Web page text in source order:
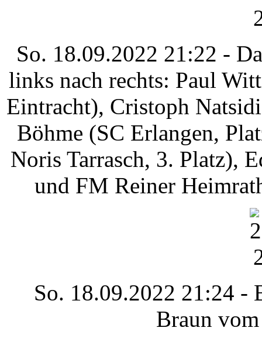
So. 18.09.2022 21:22 -
links nach rechts: Paul
Eintracht), Cristoph
Böhme (SC Erlangen,
Noris Tarrasch, 3. Platz),
und FM Reiner
So. 18.09.2022 21:24 -
Braun